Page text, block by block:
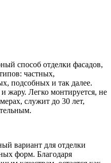
способ отделки фасадов,
частных,
подсобных и так далее.
жару. Легко монтируется, не
служит до 30 лет,
вариант для отделки
форм. Благодаря